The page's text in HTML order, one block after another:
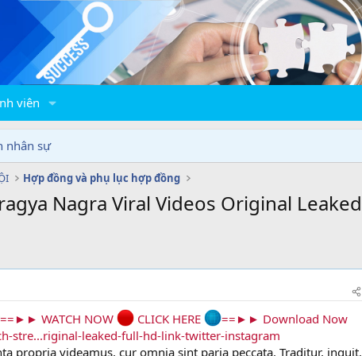
viên
nhân sự
Hợp đồng và phụ lục hợp đồng
Nagra Viral Videos Original
==►► WATCH NOW CLICK HERE
==►► Download Now
stre...riginal-leaked-full-hd-link-twitter-instagram
propria videamus, cur omnia sint paria peccata. Traditur,